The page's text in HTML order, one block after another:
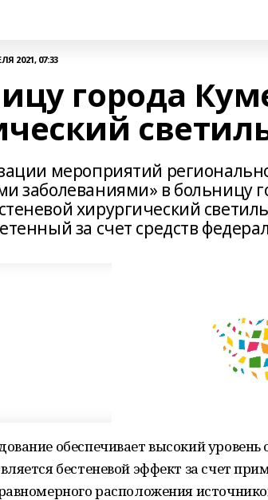
2021, 07:33
города
мероприятий
заболеваниями» в больницу
хирургический
за счет средств
обеспечивает высокий
бестеневой эффект за счет
расположения